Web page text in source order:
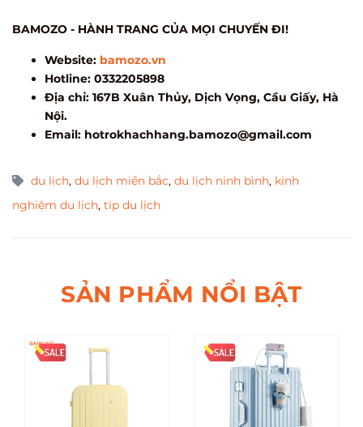
BAMOZO - HÀNH TRANG CỦA MỌI CHUYẾN ĐI!
Website: bamozo.vn
Hotline: 0332205898
Địa chỉ: 167B Xuân Thủy, Dịch Vọng, Cầu Giấy, Hà
Nội.
Email: hotrokhachhang.bamozo@gmail.com
du lịch, du lịch miền bắc, du lịch ninh bình, kinh
nghiệm du lịch, tip du lịch
SẢN PHẨM NỔI BẬT